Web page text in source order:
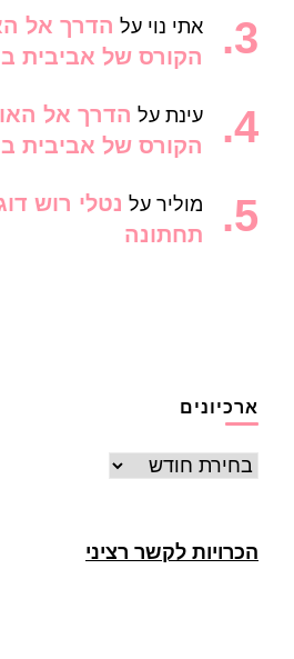
אתי נוי על הדרך אל
הקורס של אביבית
עינת על הדרך אל
הקורס של אביבית
מוליר על נטלי רוש
תחתונה
ארכיונים
ארכיונים
הכרויות לקשר רציני